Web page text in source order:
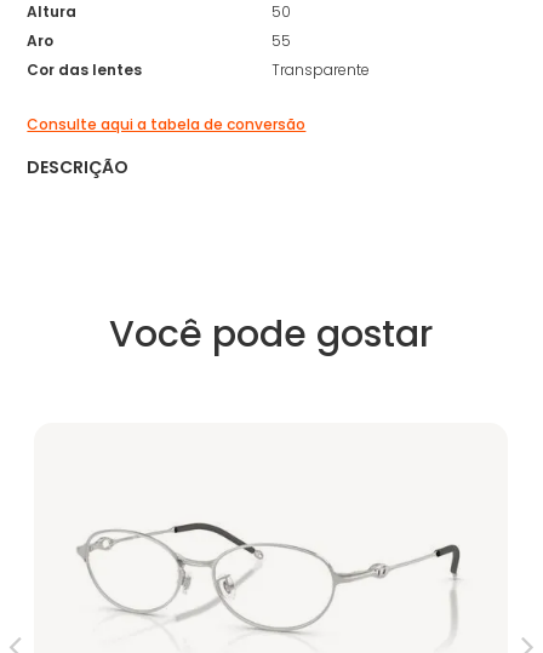
Altura
50
Aro
55
Cor das lentes
Transparente
Consulte aqui a tabela de conversão
DESCRIÇÃO
Você pode gostar